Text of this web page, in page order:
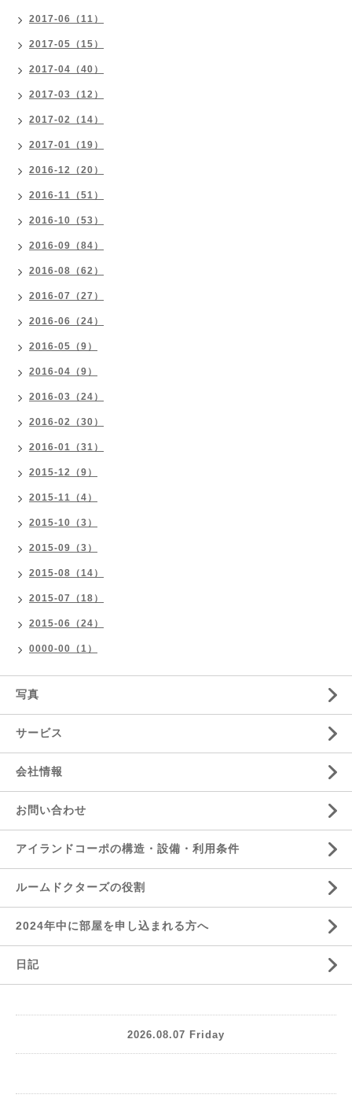
2017-06（11）
2017-05（15）
2017-04（40）
2017-03（12）
2017-02（14）
2017-01（19）
2016-12（20）
2016-11（51）
2016-10（53）
2016-09（84）
2016-08（62）
2016-07（27）
2016-06（24）
2016-05（9）
2016-04（9）
2016-03（24）
2016-02（30）
2016-01（31）
2015-12（9）
2015-11（4）
2015-10（3）
2015-09（3）
2015-08（14）
2015-07（18）
2015-06（24）
0000-00（1）
写真
サービス
会社情報
お問い合わせ
アイランドコーポの構造・設備・利用条件
ルームドクターズの役割
2024年中に部屋を申し込まれる方へ
日記
2026.08.07 Friday